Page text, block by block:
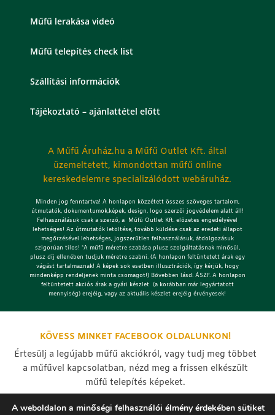
Műfű lerakása videó
Műfű telepítés check list
Szállítási információk
Tájékoztató – ajánlattétel előtt
A Műfű Áruház.hu a Műfű Outlet Kft. által
üzemeltetett, kimondottan műfű online
kereskedelemre specializálódott webáruház.
Minden jog fenntartva! A honlapon közzétett összes szöveges tartalom,
útmutatók, dokumentumok,képek, design, logo szerzői jogvédelem alatt áll!
Felhasználásuk csak a szerző, a Műfű Outlet Kft. előzetes engedélyével
lehetséges! Az útmutatók letöltése, tovább küldése csak az eredeti állapot
megőrzésével lehetséges, jogszerűtlen felhasználásuk, átdolgozásuk
szigorúan tilos! *A műfű méretre szabása plusz szolgáltatásnak minősül,
plusz díj ellenében tudjuk méretre szabni. (A honlapon feltüntetett árak egy
vágást tartalmaznak! A képek sok esetben illusztrációk, így kérjük, hogy
mindenképp rendeljenek minta csomagot!) Bővebben lásd: ÁSZF. A honlapon
feltüntetett akciós árak a gyári készlet (a korábban már legyártatott
mennyiség) erejéig, vagy az aktuális készlet erejéig érvényesek!
KÖVESS MINKET FACEBOOK OLDALUNKON!
Értesülj a legújabb műfű akciókról, vagy tudj meg többet
a műfűvel kapcsolatban, nézd meg a frissen elkészült
műfű telepítés képeket.
A weboldalon a minőségi felhasználói élmény érdekében sütiket